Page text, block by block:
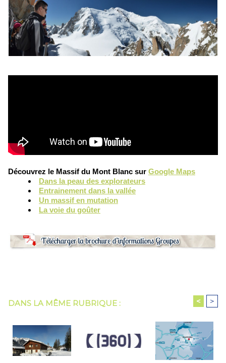
Découvrez le Massif du Mont Blanc sur Google Maps
Dans la peau des explorateurs
Entrainement dans la vallée
Un massif en mutation
La voie du goûter
DANS LA MÊME RUBRIQUE : < >